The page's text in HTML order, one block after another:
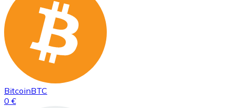
BitcoinBTC
0 €